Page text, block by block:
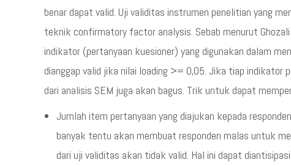
benar dapat valid. Uji validitas instrumen penelitian yang
teknik confirmatory factor analysis. Sebab menurut
indikator (pertanyaan kuesioner) yang digunakan dalam
dianggap valid jika nilai loading >= 0,05. Jika tiap indikator
dari analisis SEM juga akan bagus. Trik untuk dapat
Jumlah item pertanyaan yang diajukan kepada
banyak tentu akan membuat responden malas untuk
dari uji validitas akan tidak valid. Hal ini dapat